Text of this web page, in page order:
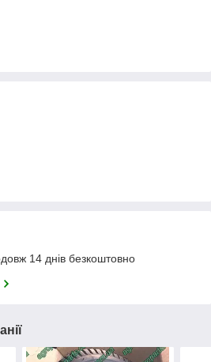
14 днів безкоштовно